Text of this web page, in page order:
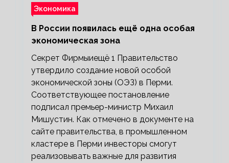
Экономика
В России появилась ещё одна особая
экономическая зона
Секрет Фирмыиещё 1 Правительство
утвердило создание новой особой
экономической зоны (ОЭЗ) в Перми.
Соответствующее постановление
подписал премьер-министр Михаил
Мишустин. Как отмечено в документе на
сайте правительства, в промышленном
кластере в Перми инвесторы смогут
реализовывать важные для развития